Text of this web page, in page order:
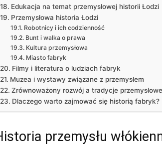
Edukacja na temat przemysłowej historii Łodzi
Przemysłowa historia Łodzi
Robotnicy i ich codzienność
Bunt i walka o prawa
Kultura przemysłowa
Miasto fabryk
Filmy i literatura o ludziach fabryk
Muzea i wystawy związane z przemysłem
Zrównoważony rozwój a tradycje przemysłowe
Dlaczego warto zajmować się historią fabryk?
przemysłu